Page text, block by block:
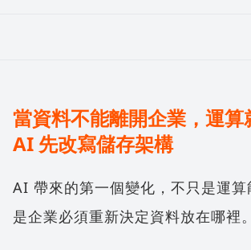
當資料不能離開企業，運算
AI 先改寫儲存架構
AI 帶來的第一個變化，不只是運算
是企業必須重新決定資料放在哪裡。